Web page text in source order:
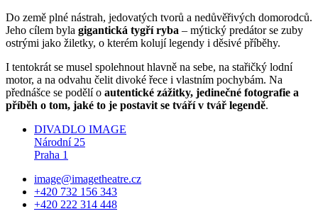
Do země plné nástrah, jedovatých tvorů a nedůvěřivých domorodců.
Jeho cílem byla gigantická tygří ryba – mýtický predátor se zuby
ostrými jako žiletky, o kterém kolují legendy i děsivé příběhy.
I tentokrát se musel spolehnout hlavně na sebe, na stařičký lodní
motor, a na odvahu čelit divoké řece i vlastním pochybám. Na
přednášce se podělí o autentické zážitky, jedinečné fotografie a
příběh o tom, jaké to je postavit se tváří v tvář legendě.
DIVADLO IMAGE
Národní 25
Praha 1
image@imagetheatre.cz
+420 732 156 343
+420 222 314 448